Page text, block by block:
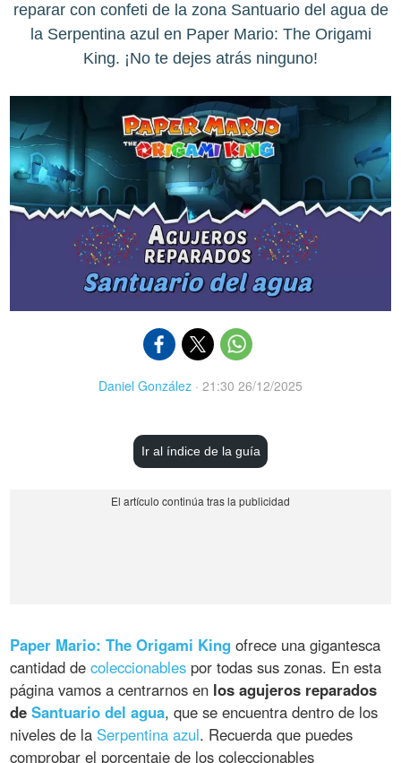
reparar con confeti de la zona Santuario del agua de
la Serpentina azul en Paper Mario: The Origami
King. ¡No te dejes atrás ninguno!
Daniel González · 21:30 26/12/2025
Ir al índice de la guía
Paper Mario: The Origami King ofrece una gigantesca
cantidad decoleccionables por todas sus zonas. En esta
página vamos a centrarnos en los agujeros reparados
deSantuario del agua, que se encuentra dentro de los
niveles de la Serpentina azul. Recuerda que puedes
comprobar el porcentaje de los coleccionables